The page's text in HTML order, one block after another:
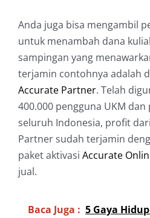
Anda juga bisa mengambil
untuk menambah dana
sampingan yang
terjamin contohnya adalah
Accurate Partner. Telah
400.000 pengguna UKM
seluruh Indonesia, profit
Partner sudah terjamin
paket aktivasi Accurate
jual.
Baca Juga : 5 Gaya